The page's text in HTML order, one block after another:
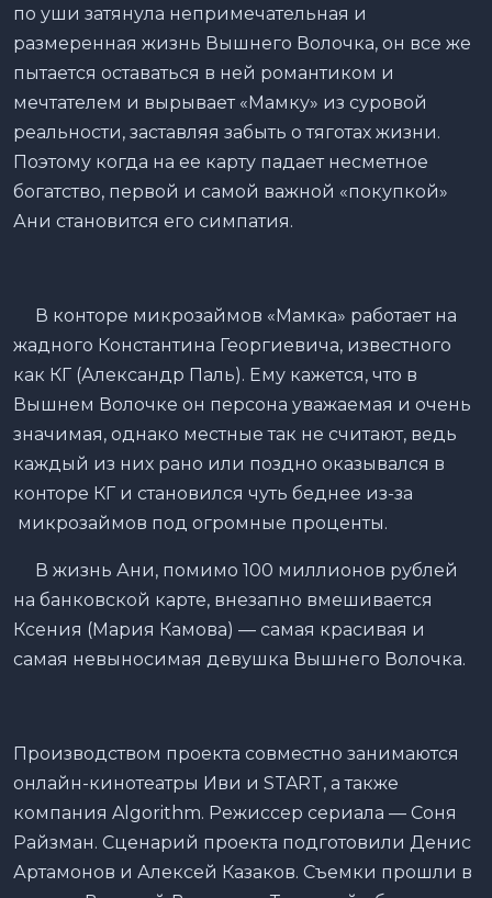
по уши затянула непримечательная и
размеренная жизнь Вышнего Волочка, он все же
пытается оставаться в ней романтиком и
мечтателем и вырывает «Мамку» из суровой
реальности, заставляя забыть о тяготах жизни.
Поэтому когда на ее карту падает несметное
богатство, первой и самой важной «покупкой»
Ани становится его симпатия.
В конторе микрозаймов «Мамка» работает на
жадного Константина Георгиевича, известного
как КГ (Александр Паль). Ему кажется, что в
Вышнем Волочке он персона уважаемая и очень
значимая, однако местные так не считают, ведь
каждый из них рано или поздно оказывался в
конторе КГ и становился чуть беднее из-за
микрозаймов под огромные проценты.
В жизнь Ани, помимо 100 миллионов рублей
на банковской карте, внезапно вмешивается
Ксения (Мария Камова) — самая красивая и
самая невыносимая девушка Вышнего Волочка.
Производством проекта совместно занимаются
онлайн-кинотеатры Иви и START, а также
компания Algorithm. Режиссер сериала — Соня
Райзман. Сценарий проекта подготовили Денис
Артамонов и Алексей Казаков. Съемки прошли в